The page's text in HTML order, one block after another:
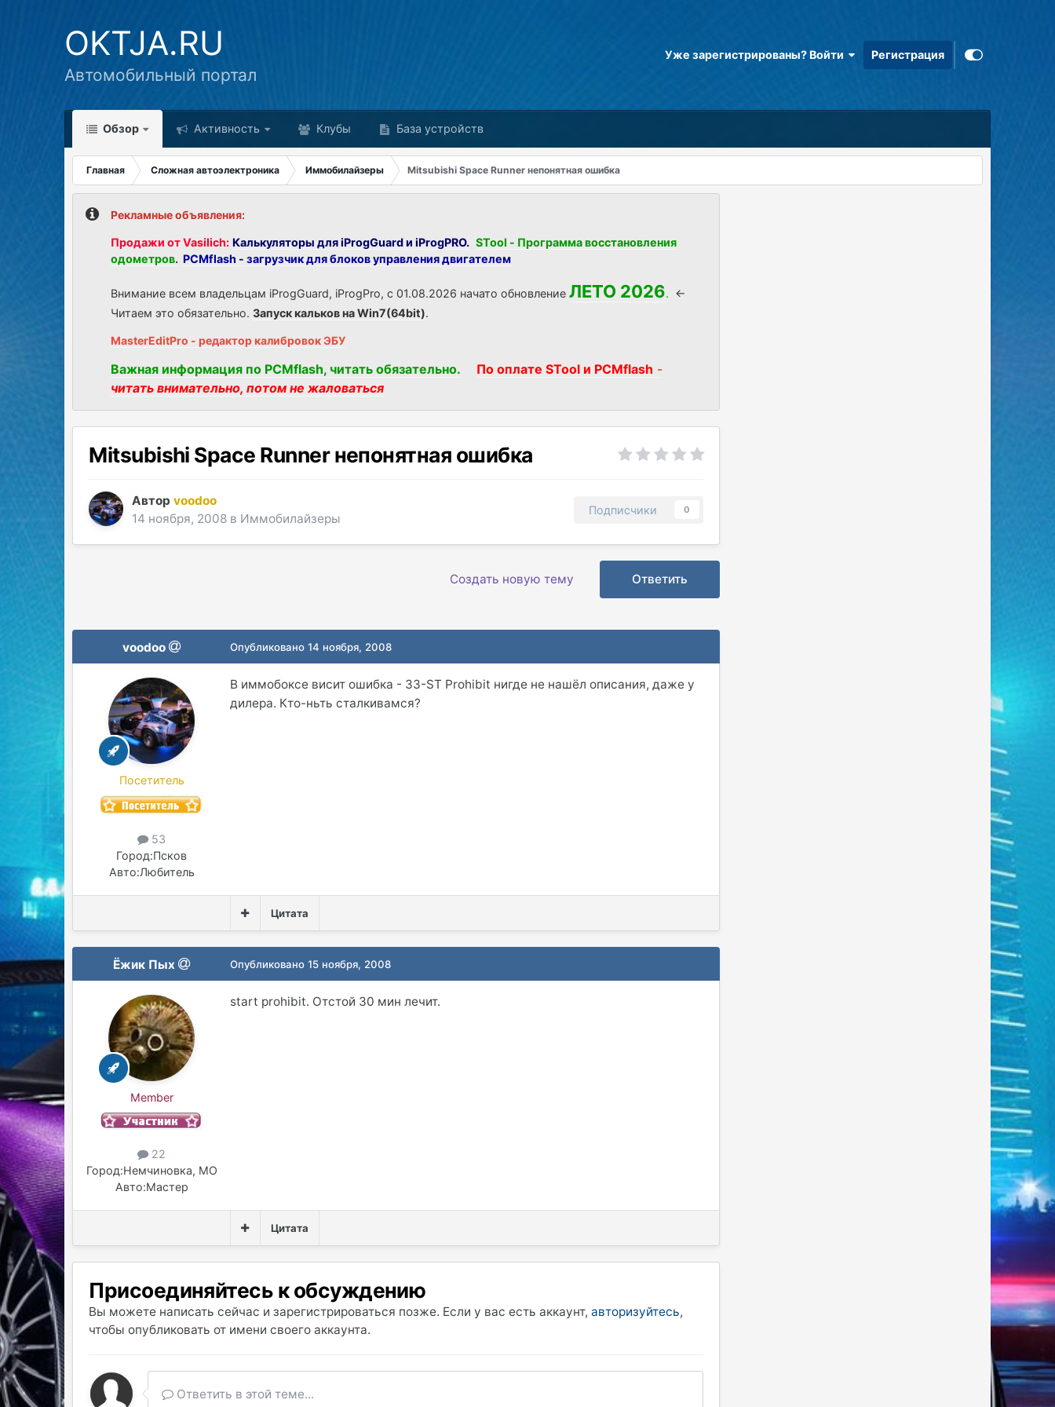
OKTJA.RU
Автомобильный портал
Уже зарегистрированы? Войти Регистрация
Обзор Активность Клубы База устройств
Главная Сложная автоэлектроника Иммобилайзеры Mitsubishi Space Runner непонятная ошибка
Рекламные объявления:
Продажи от Vasilich: Калькуляторы для iProgGuard и iProgPRO. STool - Программа восстановления
одометров. PCMflash - загрузчик для блоков управления двигателем
Внимание всем владельцам iProgGuard, iProgPro, с 01.08.2026 начато обновлениеЛЕТО 2026. <-
Читаем это обязательно.Запуск кальков на Win7(64bit).
MasterEditPro - редактор калибровок ЭБУ
Важная информация по PCMflash, читать обязательно. По оплате STool и PCMflash -
читать внимательно, потом не жаловаться
Mitsubishi Space Runner непонятная ошибка
Авторvoodoo
14 ноября, 2008 в Иммобилайзеры
Подписчики 0
Ответить
Создать новую тему
voodoo
Посетитель
53
Город:Псков
Авто:Любитель
Опубликовано14 ноября, 2008
В иммобоксе висит ошибка - 33-ST Prohibit нигде не нашёл описания, даже у
дилера. Кто-ньть сталкивамся?
Цитата
Ёжик Пых
Member
22
Город:Немчиновка, МО
Авто:Мастер
Опубликовано15 ноября, 2008
start prohibit. Отстой 30 мин лечит.
Цитата
Присоединяйтесь к обсуждению
Вы можете написать сейчас и зарегистрироваться позже. Если у вас есть аккаунт,авторизуйтесь,
чтобы опубликовать от имени своего аккаунта.
Ответить в этой теме...